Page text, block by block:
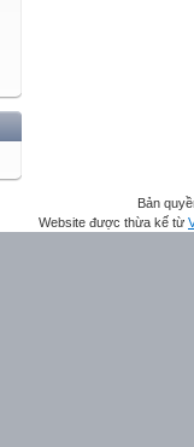
Bản
Website được thừa kế từ